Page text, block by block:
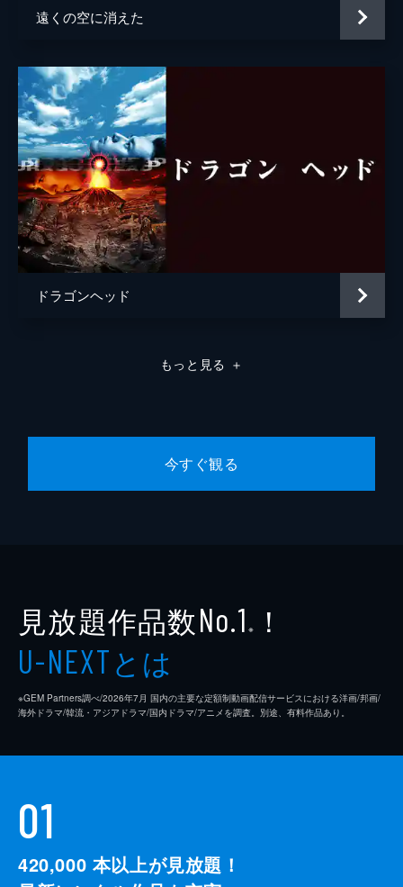
遠くの空に消えた
ドラゴンヘッド
もっと見る ＋
今すぐ観る
見放題作品数No.1 ※ ！
U-NEXTとは
※GEM Partners調べ/2026年7⽉ 国内の主要な定額制動画配信サービスにおける洋画/邦画/
海外ドラマ/韓流・アジアドラマ/国内ドラマ/アニメを調査。別途、有料作品あり。
01
420,000 本以上が見放題！